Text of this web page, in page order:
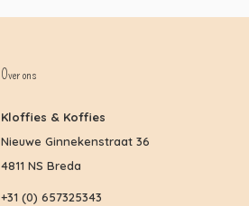
Over ons
Kloffies & Koffies
Nieuwe Ginnekenstraat 36
4811 NS Breda
+31 (0) 657325343